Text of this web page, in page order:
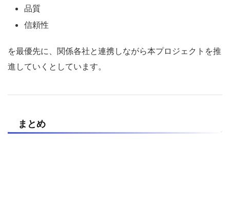
品質
信頼性
を最優先に、関係各社と連携しながら本プロジェクトを推
進していくとしています。
まとめ